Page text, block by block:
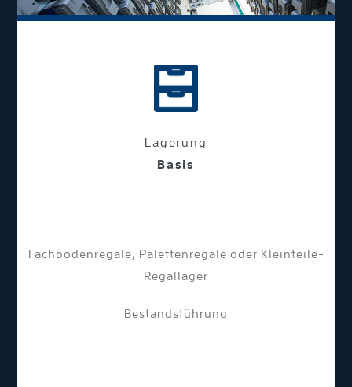
Lagerung
Basis
Fachbodenregale, Palettenregale oder Kleinteile-
Regallager
Bestandsführung